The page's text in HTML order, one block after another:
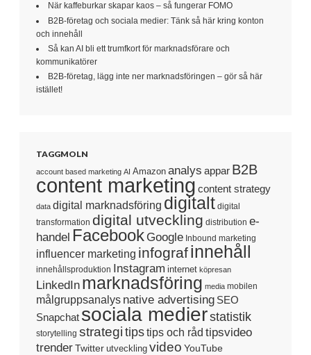
När kaffeburkar skapar kaos – så fungerar FOMO
B2B-företag och sociala medier: Tänk så här kring konton
och innehåll
Så kan AI bli ett trumfkort för marknadsförare och
kommunikatörer
B2B-företag, lägg inte ner marknadsföringen – gör så här
istället!
TAGGMOLN
account based marketing AI Amazon analys appar B2B
content marketing content strategy
data digital marknadsföring digitalt digital
transformation digital utveckling distribution e-
handel Facebook Google Inbound marketing
influencer marketing infografinnehåll
innehållsproduktion Instagram internet köpresan
LinkedIn marknadsföring media mobilen
målgruppsanalys native advertising SEO
Snapchat sociala medierstatistik
storytelling strategi tipstips och råd tipsvideo
trenderTwitter utveckling video YouTube